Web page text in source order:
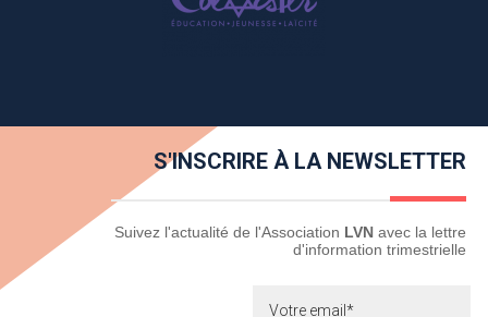
S'INSCRIRE À LA NEWSLETTER
Newsletter Suivez l'actualité de l'Association LVN avec la lettre
d'information trimestrielle